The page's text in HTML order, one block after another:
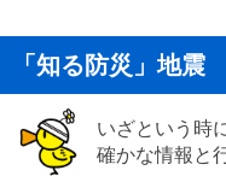
「知る防災」地震
いざという時
確かな情報と